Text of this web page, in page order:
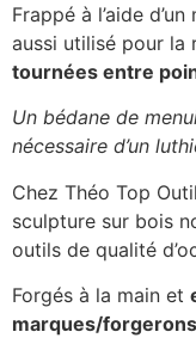
Frappé à l’aide
aussi utilisé pour la
tournées entre
Un bédane de
nécessaire d’un
Chez Théo Top
sculpture sur bois
outils de qualité
Forgés à la main et
marques/forgerons